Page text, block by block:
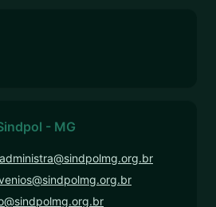
- MG
administra@sindpolmg.org.br